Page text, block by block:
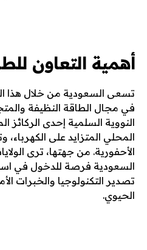
أهمية التعاون
تسعى السعودية من خلال هذا
في مجال الطاقة النظيفة
النووية السلمية إحدى الركائز
المحلي المتزايد على الكهرباء،
الأحفورية. من جهتها، ترى
السعودية فرصة للدخول في
تصدير التكنولوجيا والخبرات
الحيوي.